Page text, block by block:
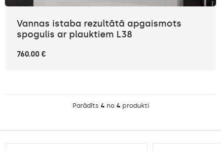
Vannas istaba rezultātā apgaismots
spogulis ar plauktiem L38
760.00 €
Parādīts 4no 4produkti